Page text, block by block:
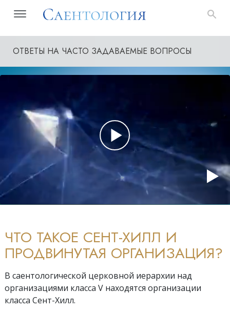
ОТВЕТЫ НА ЧАСТО ЗАДАВАЕМЫЕ ВОПРОСЫ
ЧТО ТАКОЕ СЕНТ-ХИЛЛ И
ПРОДВИНУТАЯ ОРГАНИЗАЦИЯ?
В саентологической церковной иерархии над
организациями класса V находятся организации
класса Сент-Хилл.